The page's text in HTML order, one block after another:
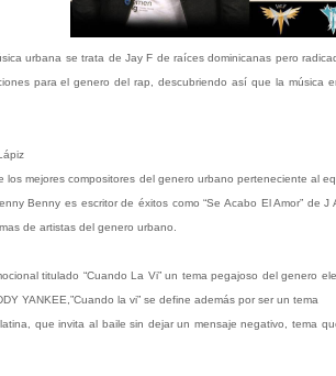
urbana se trata de Jay F de raíces dominicanas pero
para el genero del rap, descubriendo así que la música
los mejores compositores del genero urbano perteneciente al
Benny es escritor de éxitos como “Se Acabo El Amor” de
de artistas del genero urbano.
titulado “Cuando La Vi” un tema pegajoso del genero
YANKEE,”Cuando la vi” se define además por ser un tema
que invita al baile sin dejar un mensaje negativo, tema